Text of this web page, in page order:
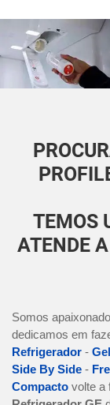
TEMOS
ATENDE
Somos
dedicamos em
Refrigerador -
Side By Side -
Compacto volte a